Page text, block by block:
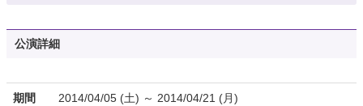
公演詳細
期間 2014/04/05 (土) ～ 2014/04/21 (月)